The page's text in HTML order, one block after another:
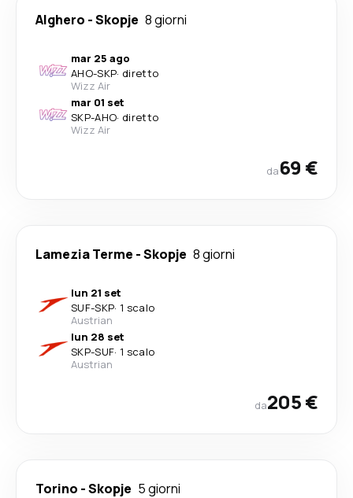
Alghero -Skopje 8 giorni
mar 25 ago
AHO-SKP· diretto
Wizz Air
mar 01 set
SKP-AHO· diretto
Wizz Air
da69 €
Lamezia Terme -Skopje 8 giorni
lun 21 set
SUF-SKP· 1 scalo
Austrian
lun 28 set
SKP-SUF· 1 scalo
Austrian
da205 €
Torino -Skopje 5 giorni